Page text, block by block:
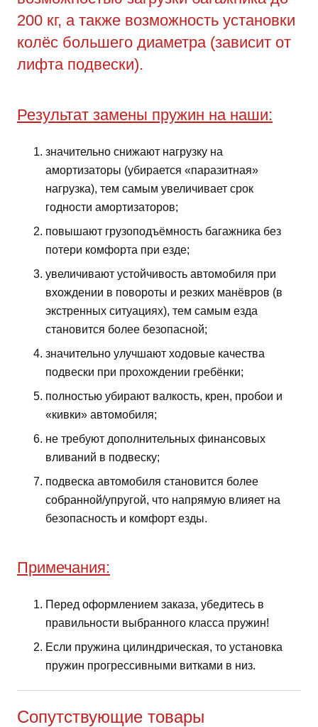
200 кг, а также возможность установки
колёс большего диаметра (зависит от
лифта подвески).
Результат замены пружин на наши:
значительно снижают нагрузку на
амортизаторы (убирается «паразитная»
нагрузка), тем самым увеличивает срок
годности амортизаторов;
повышают грузоподъёмность багажника без
потери комфорта при езде;
увеличивают устойчивость автомобиля при
вхождении в повороты и резких манёвров (в
экстренных ситуациях), тем самым езда
становится более безопасной;
значительно улучшают ходовые качества
подвески при прохождении гребёнки;
полностью убирают валкость, крен, пробои и
«кивки» автомобиля;
не требуют дополнительных финансовых
вливаний в подвеску;
подвеска автомобиля становится более
собранной/упругой, что напрямую влияет на
безопасность и комфорт езды.
Примечания:
Перед оформлением заказа, убедитесь в
правильности выбранного класса пружин!
Если пружина цилиндрическая, то установка
пружин прогрессивными витками в низ.
Сопутствующие товары